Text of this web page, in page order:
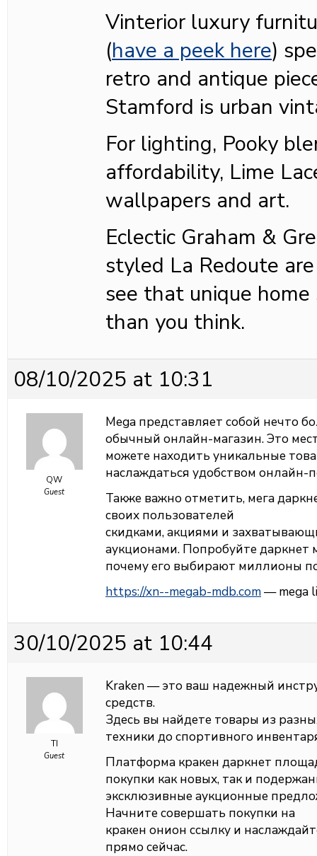
Vinterior luxury
(have a peek here)
retro and antique
Stamford is urban
For lighting, Pooky
affordability, Lime
wallpapers and art.
Eclectic Graham &
styled La Redoute
see that unique
than you think.
08/10/2025 at 10:31
QW
Guest
Mega представляет собой нечто
обычный онлайн-магазин. Это
можете находить уникальные
наслаждаться удобством онлайн-
Также важно отметить, мега
своих пользователей
скидками, акциями и
аукционами. Попробуйте даркнет
почему его выбирают миллионы
https://xn--megab-mdb.com— mega
30/10/2025 at 10:44
TI
Guest
Kraken — это ваш надежный
средств.
Здесь вы найдете товары из
техники до спортивного
Платформа кракен даркнет
покупки как новых, так и
эксклюзивные аукционные
Начните совершать покупки на
кракен онион ссылку и
прямо сейчас.